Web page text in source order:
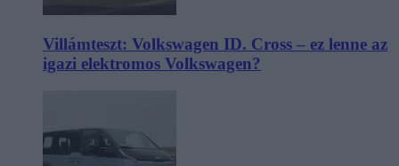
Villámteszt: Volkswagen ID. Cross – ez lenne az
igazi elektromos Volkswagen?